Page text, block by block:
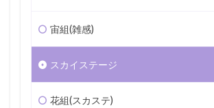
宙組(雑感)
スカイステージ
花組(スカステ)